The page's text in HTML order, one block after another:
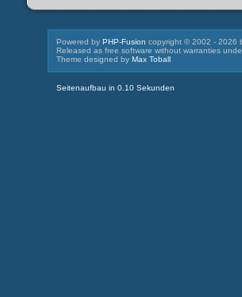
Powered by PHP-Fusion copyright © 2002 - 2026
Released as free software without warranties
Theme designed by Max Toball
Seitenaufbau in 0.10 Sekunden